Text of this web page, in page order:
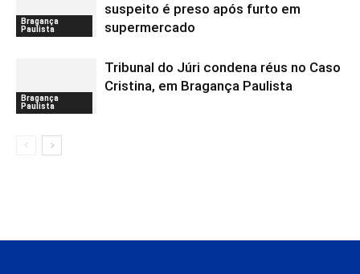
Bragança
Paulista
suspeito é preso após furto em
supermercado
Bragança
Paulista
Tribunal do Júri condena réus no Caso
Cristina, em Bragança Paulista